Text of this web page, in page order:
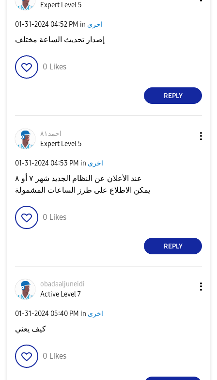
Expert Level 5
‎01-31-2024 04:52 PM in اخرى
إصدار تحديث الساعة مختلف
0 Likes
REPLY
احمد٨١
Expert Level 5
‎01-31-2024 04:53 PM in اخرى
عند الأعلان عن النظام الجديد شهر ٧ أو ٨
يمكن الاطلاع على طرز الساعات المشمولة
0 Likes
REPLY
obadaaljuneidi
Active Level 7
‎01-31-2024 05:40 PM in اخرى
كيف يعني
0 Likes